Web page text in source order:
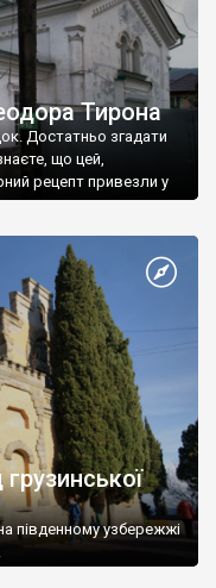
Тирона
Достатньо згадати
що цей,
рецепт привезли у
південному узбережжі